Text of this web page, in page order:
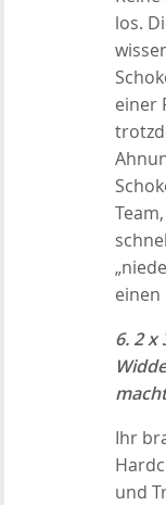
los.
einer
einen
6. 2x
Ihr
und